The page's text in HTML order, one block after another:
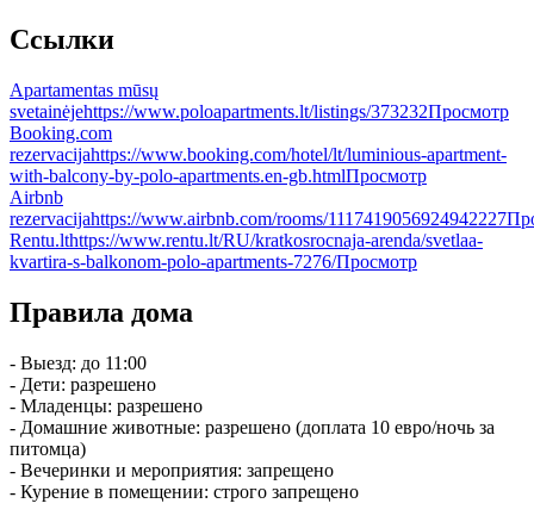
Ссылки
Apartamentas mūsų
svetainėjehttps://www.poloapartments.lt/listings/373232Просмотр
Booking.com
rezervacijahttps://www.booking.com/hotel/lt/luminious-apartment-
with-balcony-by-polo-apartments.en-gb.htmlПросмотр
Airbnb
rezervacijahttps://www.airbnb.com/rooms/1117419056924942227
Rentu.lthttps://www.rentu.lt/RU/kratkosrocnaja-arenda/svetlaa-
kvartira-s-balkonom-polo-apartments-7276/Просмотр
Правила дома
- Выезд: до 11:00
- Дети: разрешено
- Младенцы: разрешено
- Домашние животные: разрешено (доплата 10 евро/ночь за
питомца)
- Вечеринки и мероприятия: запрещено
- Курение в помещении: строго запрещено